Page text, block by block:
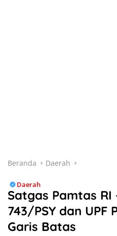
Beranda Daerah
Daerah
Satgas Pamtas RI
743/PSY dan UPF
Garis Batas